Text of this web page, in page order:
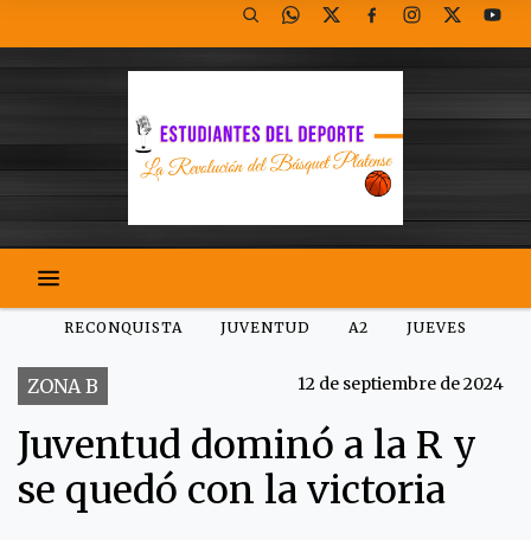
RECONQUISTA JUVENTUD A2 JUEVES
ZONA B 12 de septiembre de 2024
Juventud dominó a la R y
se quedó con la victoria